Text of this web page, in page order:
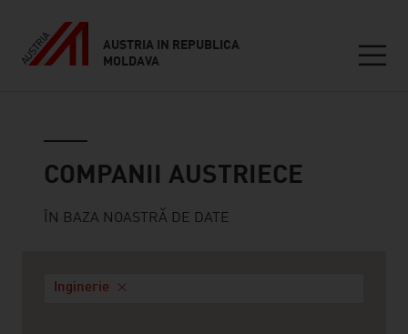
AUSTRIA IN REPUBLICA
MOLDAVA
COMPANII AUSTRIECE
ÎN BAZA NOASTRĂ DE DATE
Inginerie